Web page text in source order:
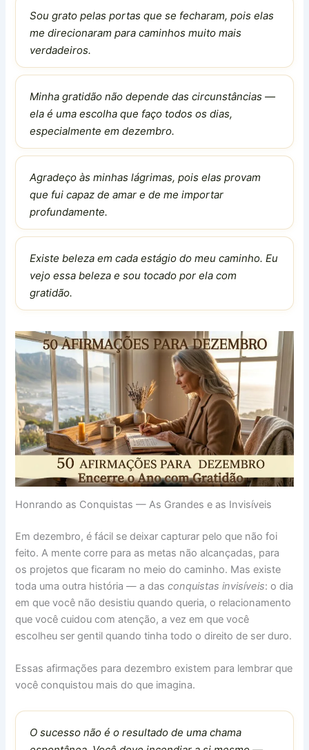
Sou grato pelas portas que se fecharam, pois elas
me direcionaram para caminhos muito mais
verdadeiros.
Minha gratidão não depende das circunstâncias —
ela é uma escolha que faço todos os dias,
especialmente em dezembro.
Agradeço às minhas lágrimas, pois elas provam
que fui capaz de amar e de me importar
profundamente.
Existe beleza em cada estágio do meu caminho. Eu
vejo essa beleza e sou tocado por ela com
gratidão.
Honrando as Conquistas — As Grandes e as Invisíveis
Em dezembro, é fácil se deixar capturar pelo que não foi
feito. A mente corre para as metas não alcançadas, para
os projetos que ficaram no meio do caminho. Mas existe
toda uma outra história — a dasconquistas invisíveis: o dia
em que você não desistiu quando queria, o relacionamento
que você cuidou com atenção, a vez em que você
escolheu ser gentil quando tinha todo o direito de ser duro.
Essas afirmações para dezembro existem para lembrar que
você conquistou mais do que imagina.
O sucesso não é o resultado de uma chama